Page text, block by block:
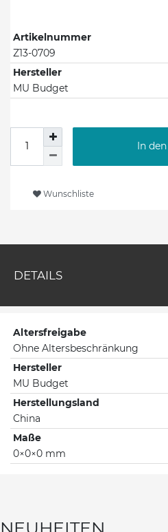
Artikelnummer
Z13-0709
Hersteller
MU Budget
In
Wunschliste
DETAILS
Altersfreigabe
Ohne Altersbeschränkung
Hersteller
MU Budget
Herstellungsland
China
Maße
0×0×0 mm
NEUHEITEN